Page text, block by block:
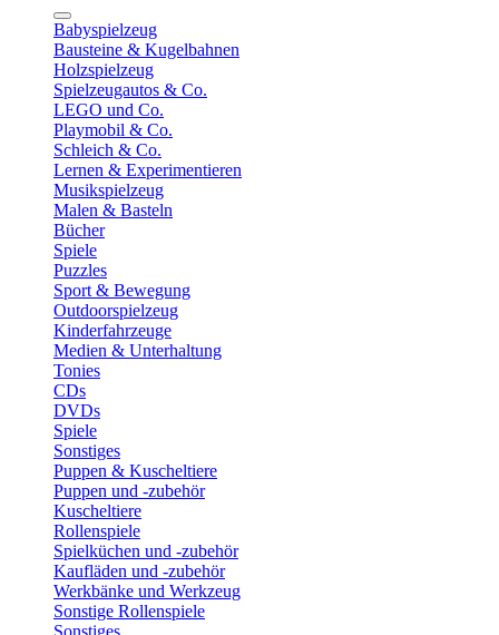
Babyspielzeug
Bausteine & Kugelbahnen
Holzspielzeug
Spielzeugautos & Co.
LEGO und Co.
Playmobil & Co.
Schleich & Co.
Lernen & Experimentieren
Musikspielzeug
Malen & Basteln
Bücher
Spiele
Puzzles
Sport & Bewegung
Outdoorspielzeug
Kinderfahrzeuge
Medien & Unterhaltung
Tonies
CDs
DVDs
Spiele
Sonstiges
Puppen & Kuscheltiere
Puppen und -zubehör
Kuscheltiere
Rollenspiele
Spielküchen und -zubehör
Kaufläden und -zubehör
Werkbänke und Werkzeug
Sonstige Rollenspiele
Sonstiges